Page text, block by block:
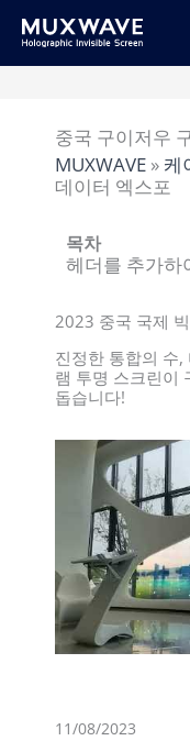
중국 구이저우
MUXWAVE » 케
데이터 엑스포
목차
헤더를 추가하
2023 중국 국제
진정한 통합의 수,
램 투명 스크린이
돕습니다!
11/08/2023